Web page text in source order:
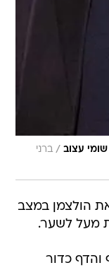
עצוב / ברני
את הולצמן במצב
מעל לשער.
והדף כדור